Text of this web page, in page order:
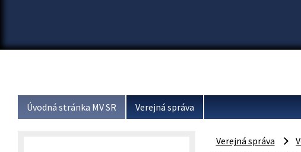
Úvodná stránka MV SR Verejná správa
Verejná správa